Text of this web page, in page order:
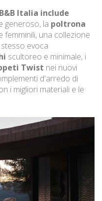
Italia include
generoso, la poltrona
femminili, una collezione
evoca
scultoreo e minimale, i
Twist nei nuovi
d'arredo di
i migliori materiali e le